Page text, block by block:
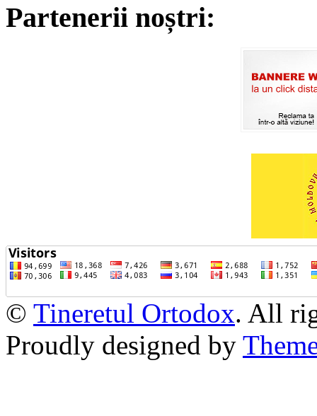
Partenerii noștri:
© Tineretul Ortodox. All
Proudly designed by